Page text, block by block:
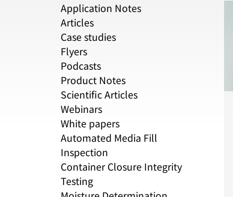
Application Notes
Articles
Case studies
Flyers
Podcasts
Product Notes
Scientific Articles
Webinars
White papers
Automated Media Fill
Inspection
Container Closure Integrity
Testing